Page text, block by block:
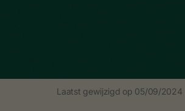
Laatst gewijzigd op 05/09/2024